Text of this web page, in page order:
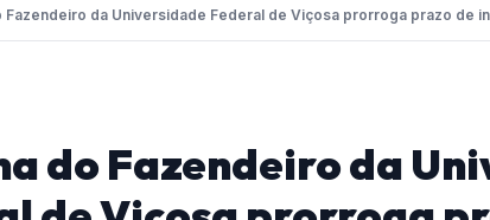
Fazendeiro da Universidade Federal de Viçosa prorroga prazo de
do Fazendeiro da